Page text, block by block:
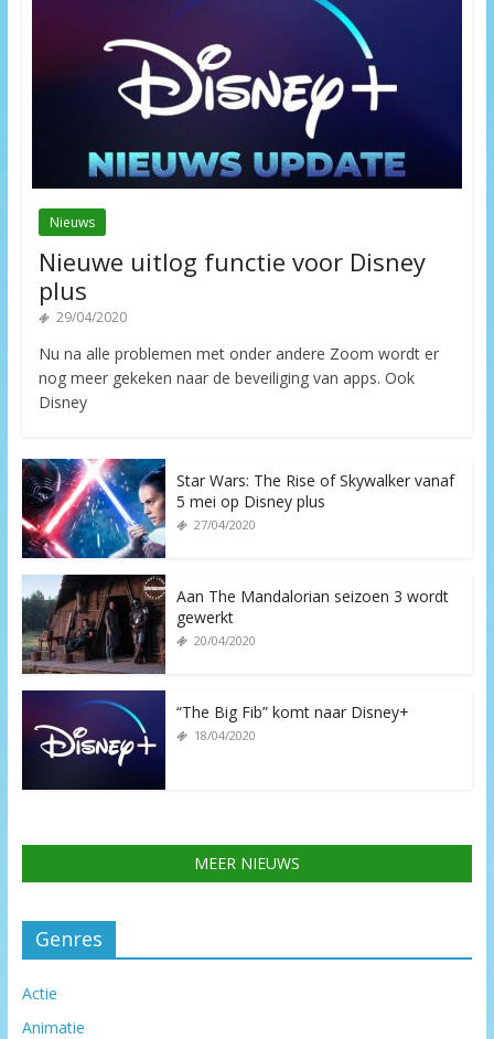
Nieuws
Nieuwe uitlog functie voor Disney
plus
29/04/2020
Nu na alle problemen met onder andere Zoom wordt er
nog meer gekeken naar de beveiliging van apps. Ook
Disney
Star Wars: The Rise of Skywalker vanaf
5 mei op Disney plus
27/04/2020
Aan The Mandalorian seizoen 3 wordt
gewerkt
20/04/2020
“The Big Fib” komt naar Disney+
18/04/2020
MEER NIEUWS
Genres
Actie
Animatie